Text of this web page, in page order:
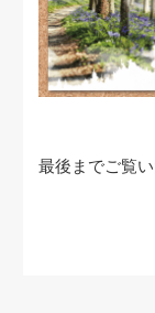
最後までご覧